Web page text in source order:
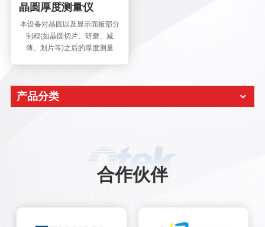
晶圆厚度测量仪
本设备对晶圆以及显示面板部分
制程(如晶圆切片、研磨、减
薄、划片等)之后的厚度测量
产品分类
合作伙伴